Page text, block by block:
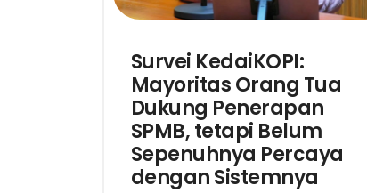
Survei KedaiKOPI:
Mayoritas Orang Tua
Dukung Penerapan
SPMB, tetapi Belum
Sepenuhnya Percaya
dengan Sistemnya